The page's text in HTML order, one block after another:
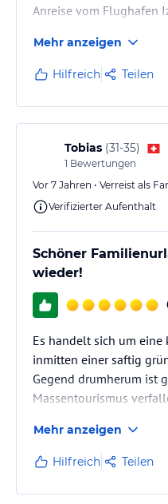
Anreise vom Flughafen
Mehr anzeigen
Hilfreich Teilen
Tobias (31-35)
1 Bewertungen
Vor 7 Jahren • Verreist als
Verifizierter Aufenthalt
Schöner
wieder!
Es handelt sich um
inmitten einer saftig
Gegend drumherum ist
Massentourismus
übermäßige
Hotels haben wir nur
kennengelernt.
Fußläufig ist der Ort
Mehr anzeigen
Hilfreich Teilen